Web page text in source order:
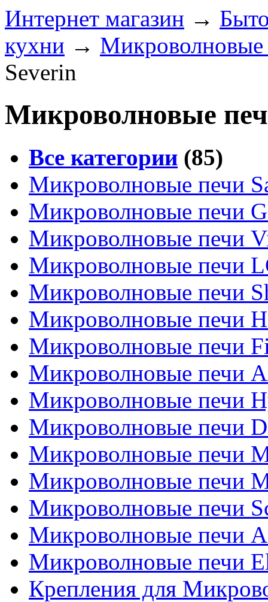
Интернет магазин →
кухни → Микроволновые
Severin
Микроволновые
Все категории (85)
Микроволновые печи
Микроволновые печи
Микроволновые печи
Микроволновые печи
Микроволновые печи
Микроволновые печи
Микроволновые печи
Микроволновые печи
Микроволновые печи
Микроволновые печи
Микроволновые печи
Микроволновые печи
Микроволновые печи
Микроволновые печи
Микроволновые печи
Крепления для